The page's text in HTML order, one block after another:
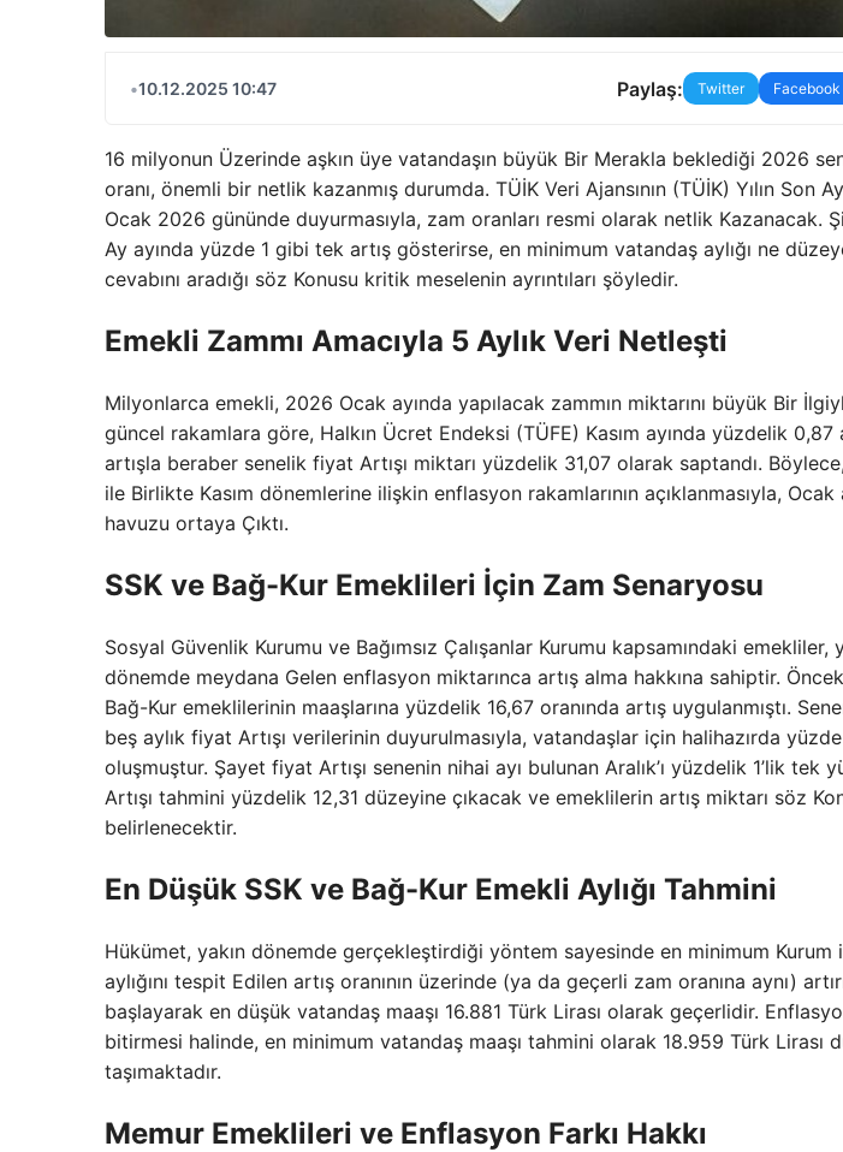
•10.12.2025 10:47 Paylaş: Twitter Facebook
16 milyonun Üzerinde aşkın üye vatandaşın büyük Bir Merakla beklediği 2026
oranı, önemli bir netlik kazanmış durumda. TÜİK Veri Ajansının (TÜİK) Yılın Son
Ocak 2026 gününde duyurmasıyla, zam oranları resmi olarak netlik Kazanacak.
Ay ayında yüzde 1 gibi tek artış gösterirse, en minimum vatandaş aylığı ne
cevabını aradığı söz Konusu kritik meselenin ayrıntıları şöyledir.
Emekli Zammı Amacıyla 5 Aylık Veri Netleşti
Milyonlarca emekli, 2026 Ocak ayında yapılacak zammın miktarını büyük Bir
güncel rakamlara göre, Halkın Ücret Endeksi (TÜFE) Kasım ayında yüzdelik
artışla beraber senelik fiyat Artışı miktarı yüzdelik 31,07 olarak saptandı.
ile Birlikte Kasım dönemlerine ilişkin enflasyon rakamlarının açıklanmasıyla, Ocak
havuzu ortaya Çıktı.
SSK ve Bağ-Kur Emeklileri İçin Zam Senaryosu
Sosyal Güvenlik Kurumu ve Bağımsız Çalışanlar Kurumu kapsamındaki
dönemde meydana Gelen enflasyon miktarınca artış alma hakkına sahiptir.
Bağ-Kur emeklilerinin maaşlarına yüzdelik 16,67 oranında artış uygulanmıştı.
beş aylık fiyat Artışı verilerinin duyurulmasıyla, vatandaşlar için halihazırda yüzde
oluşmuştur. Şayet fiyat Artışı senenin nihai ayı bulunan Aralık’ı yüzdelik 1’lik tek
Artışı tahmini yüzdelik 12,31 düzeyine çıkacak ve emeklilerin artış miktarı söz
belirlenecektir.
En Düşük SSK ve Bağ-Kur Emekli Aylığı Tahmini
Hükümet, yakın dönemde gerçekleştirdiği yöntem sayesinde en minimum
aylığını tespit Edilen artış oranının üzerinde (ya da geçerli zam oranına aynı)
başlayarak en düşük vatandaş maaşı 16.881 Türk Lirası olarak geçerlidir.
bitirmesi halinde, en minimum vatandaş maaşı tahmini olarak 18.959 Türk Lirası
taşımaktadır.
Memur Emeklileri ve Enflasyon Farkı Hakkı